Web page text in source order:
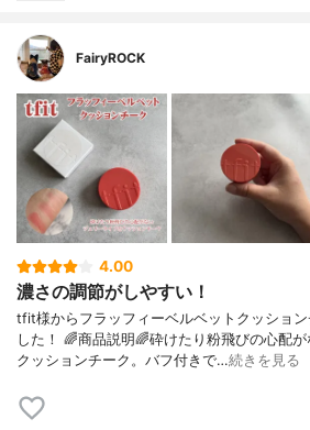
FairyROCK
4.00
濃さの調節がしやすい！
tfit様からフラッフィーベルベットクッショ
した！ 🌈商品説明🌈砕けたり粉飛びの心配
クッションチーク。バフ付きで…続きを見る